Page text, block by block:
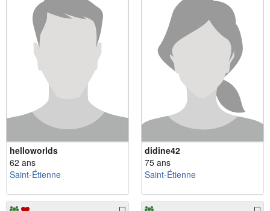
helloworlds
62 ans
Saint-Étienne
didine42
75 ans
Saint-Étienne